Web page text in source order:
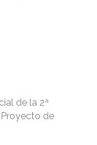
de la 2ª
de